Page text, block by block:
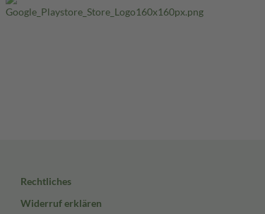
Rechtliches
Widerruf erklären